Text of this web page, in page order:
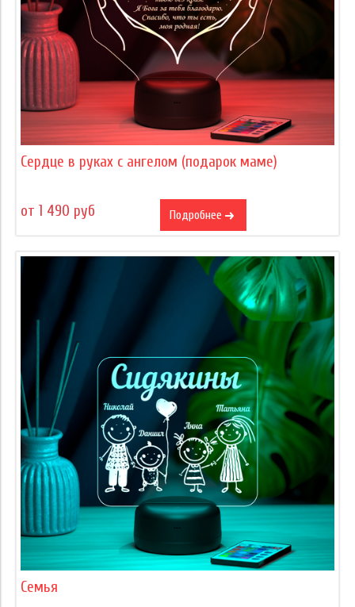
Сердце в руках с ангелом (подарок маме)
от 1 490 руб Подробнее
Семья